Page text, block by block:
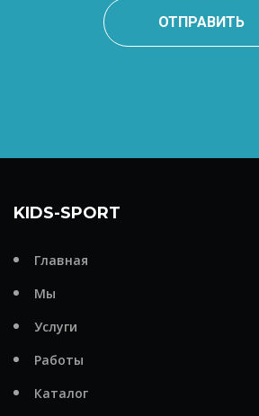
ОТПРАВИТЬ
KIDS-SPORT
Главная
Мы
Услуги
Работы
Каталог